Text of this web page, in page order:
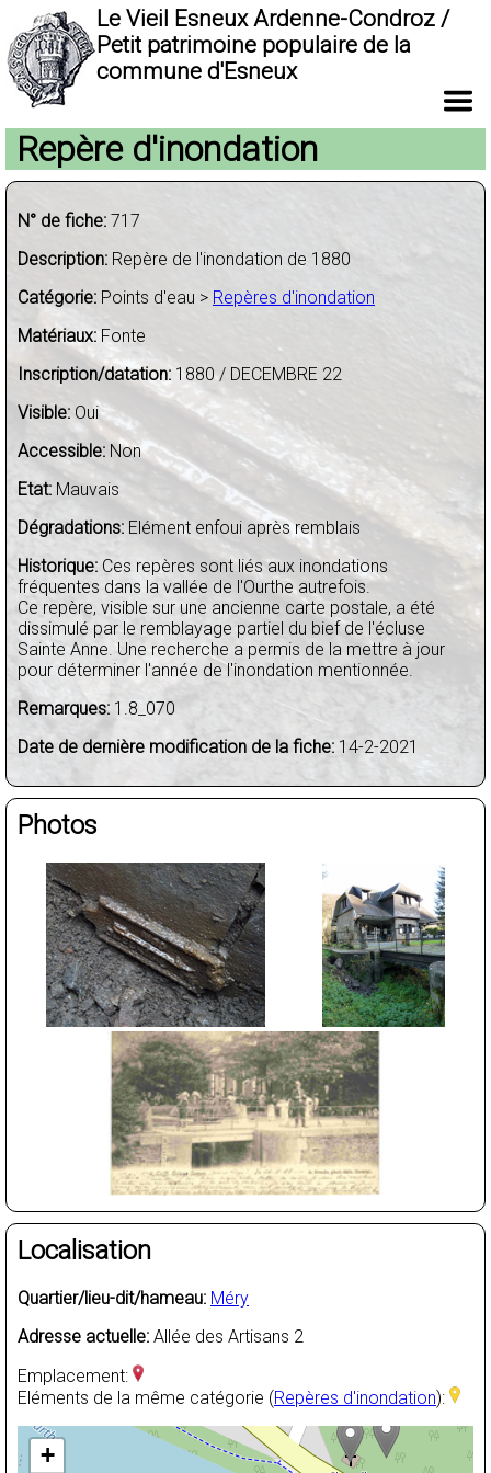
Le Vieil Esneux Ardenne-Condroz /
Petit patrimoine populaire de la
commune d'Esneux
Repère d'inondation
N° de fiche: 717
Description: Repère de l'inondation de 1880
Catégorie: Points d'eau > Repères d'inondation
Matériaux: Fonte
Inscription/datation: 1880 / DECEMBRE 22
Visible: Oui
Accessible: Non
Etat: Mauvais
Dégradations: Elément enfoui après remblais
Historique: Ces repères sont liés aux inondations
fréquentes dans la vallée de l'Ourthe autrefois.
Ce repère, visible sur une ancienne carte postale, a été
dissimulé par le remblayage partiel du bief de l'écluse
Sainte Anne. Une recherche a permis de la mettre à jour
pour déterminer l'année de l'inondation mentionnée.
Remarques: 1.8_070
Date de dernière modification de la fiche: 14-2-2021
Photos
Localisation
Quartier/lieu-dit/hameau: Méry
Adresse actuelle: Allée des Artisans 2
Emplacement:
Eléments de la même catégorie (Repères d'inondation):
+